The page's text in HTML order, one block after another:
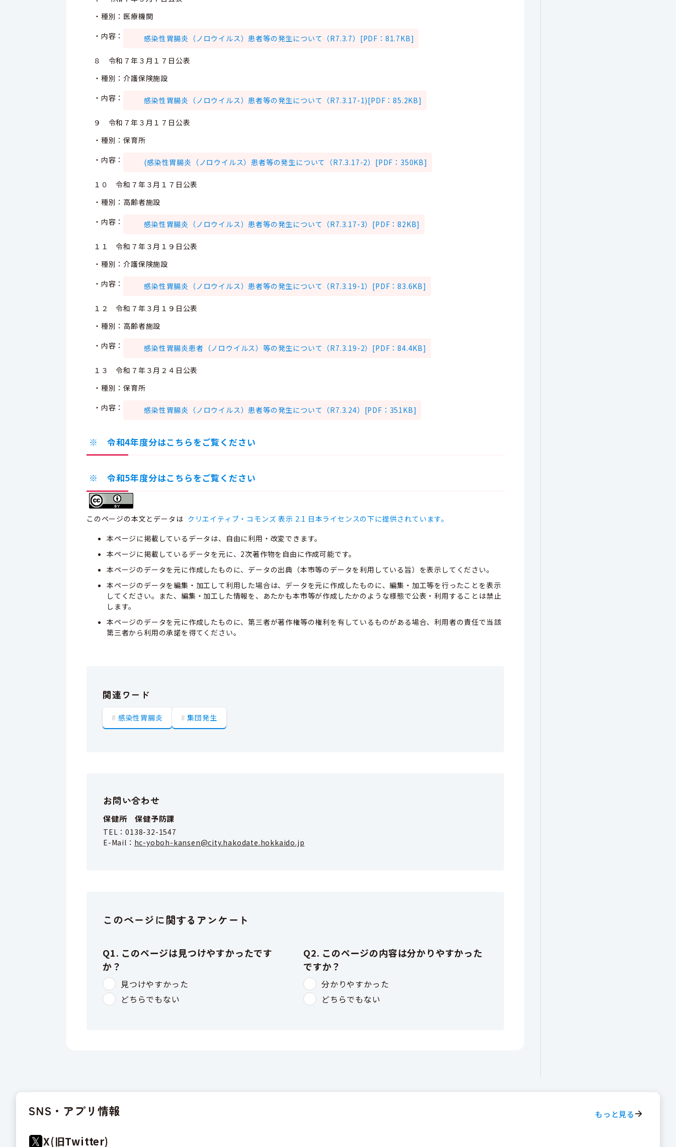
・種別：医療機関
・内容：
感染性胃腸炎（ノロウイルス）患者等の発生について（R7.3.7）[PDF：81.7KB]
８ 令和７年３月１７日公表
・種別：介護保険施設
・内容：
感染性胃腸炎（ノロウイルス）患者等の発生について（R7.3.17-1)[PDF：85.2KB]
９ 令和７年３月１７日公表
・種別：保育所
・内容：
(感染性胃腸炎（ノロウイルス）患者等の発生について（R7.3.17-2）[PDF：350KB]
１０ 令和７年３月１７日公表
・種別：高齢者施設
・内容：
感染性胃腸炎（ノロウイルス）患者等の発生について（R7.3.17-3）[PDF：82KB]
１１ 令和７年３月１９日公表
・種別：介護保険施設
・内容：
感染性胃腸炎（ノロウイルス）患者等の発生について（R7.3.19-1）[PDF：83.6KB]
１２ 令和７年３月１９日公表
・種別：高齢者施設
・内容：
感染性胃腸炎患者（ノロウイルス）等の発生について（R7.3.19-2）[PDF：84.4KB]
１３ 令和７年３月２４日公表
・種別：保育所
・内容：
感染性胃腸炎（ノロウイルス）患者等の発生について（R7.3.24）[PDF：351KB]
※ 令和4年度分はこちらをご覧ください
※ 令和5年度分はこちらをご覧ください
このページの本文とデータは クリエイティブ・コモンズ 表示 2.1 日本ライセンスの下に提供されています。
本ページに掲載しているデータは、自由に利用・改変できます。
本ページに掲載しているデータを元に、2次著作物を自由に作成可能です。
本ページのデータを元に作成したものに、データの出典（本市等のデータを利用している旨）を表示してください。
本ページのデータを編集・加工して利用した場合は、データを元に作成したものに、編集・加工等を行ったことを表示
してください。また、編集・加工した情報を、あたかも本市等が作成したかのような様態で公表・利用することは禁止
します。
本ページのデータを元に作成したものに、第三者が著作権等の権利を有しているものがある場合、利用者の責任で当該
第三者から利用の承諾を得てください。
関連ワード
感染性胃腸炎 集団発生
お問い合わせ
保健所 保健予防課
TEL：0138-32-1547
E-Mail： hc-yoboh-kansen@city.hakodate.hokkaido.jp
このページに関するアンケート
SNS・アプリ情報 もっと見る
X(旧Twitter)